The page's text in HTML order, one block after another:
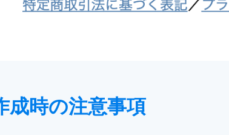
成時の注意事項